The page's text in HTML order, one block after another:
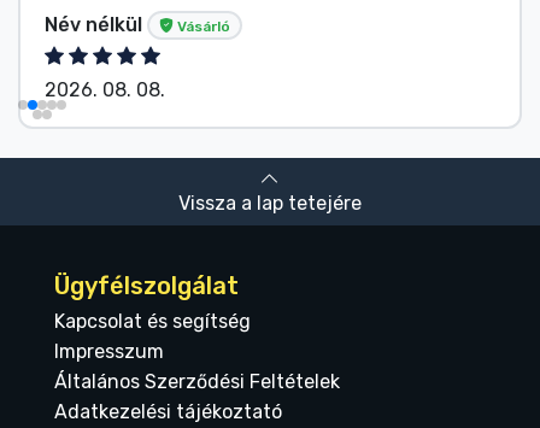
Név nélkül Vásárló
2026. 08. 08.
Vissza a lap tetejére
Ügyfélszolgálat
Kapcsolat és segítség
Impresszum
Általános Szerződési Feltételek
Adatkezelési tájékoztató